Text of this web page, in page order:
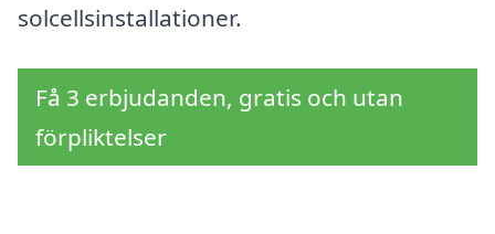
solcellsinstallationer.
Få 3 erbjudanden, gratis och utan
förpliktelser